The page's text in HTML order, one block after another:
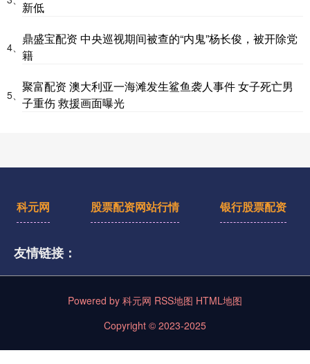
新低
4、
鼎盛宝配资 中央巡视期间被查的“内鬼”杨长俊，被开除党
籍
5、
聚富配资 澳大利亚一海滩发生鲨鱼袭人事件 女子死亡男
子重伤 救援画面曝光
科元网 股票配资网站行情 银行股票配资
友情链接：
Powered by 科元网 RSS地图 HTML地图
Copyright © 2023-2025